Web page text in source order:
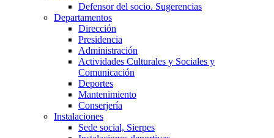
Defensor del socio. Sugerencias
Departamentos
Dirección
Presidencia
Administración
Actividades Culturales y Sociales y
Comunicación
Deportes
Mantenimiento
Conserjería
Instalaciones
Sede social, Sierpes